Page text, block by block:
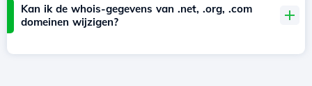
Kan ik de whois-gegevens van .net, .org, .com
domeinen wijzigen?